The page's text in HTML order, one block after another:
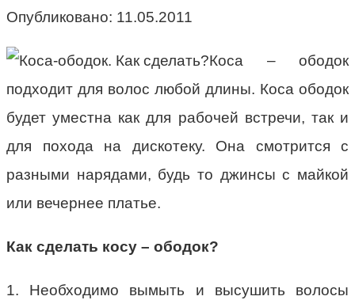
Опубликовано: 11.05.2011
Коса – ободок
подходит для волос любой длины. Коса ободок
будет уместна как для рабочей встречи, так и
для похода на дискотеку. Она смотрится с
разными нарядами, будь то джинсы с майкой
или вечернее платье.
Как сделать косу – ободок?
1. Необходимо вымыть и высушить волосы